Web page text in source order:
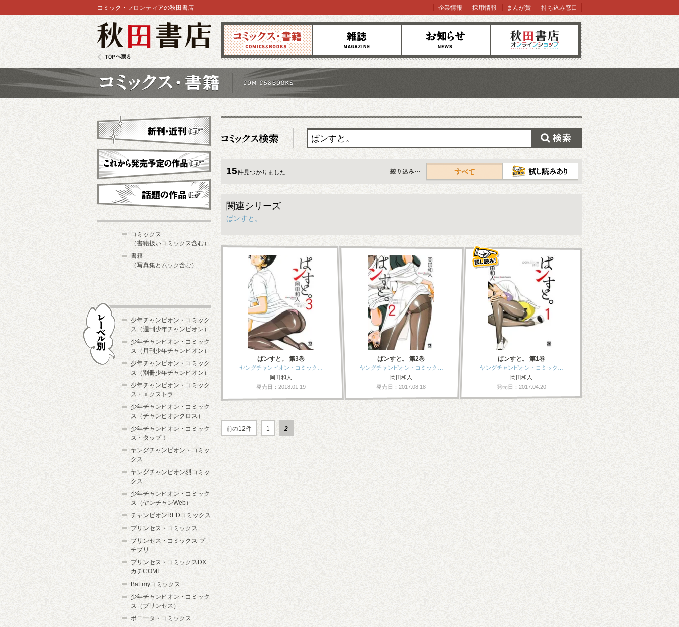
コミックス 雑誌 お知らせ オンラインショップ
コミック・フロンティアの秋田書店 企業情報 採用情報 まんが賞 持ち込み窓口
15件見つかりました
すべて
関連シリーズ
ぱンすと。
ぱンすと。 第3巻
ヤングチャンピオン・コミック…
岡田和人
発売日：2018.01.19
ぱンすと。 第2巻
ヤングチャンピオン・コミック…
岡田和人
発売日：2017.08.18
ぱンすと。 第1巻
ヤングチャンピオン・コミック…
岡田和人
発売日：2017.04.20
前の12件 1 2
新刊・近刊
これから発売予定
コミックス
（書籍扱いコミックス含む）
書籍
（写真集とムック含む）
少年チャンピオン・コミック
ス（週刊少年チャンピオン）
少年チャンピオン・コミック
ス（月刊少年チャンピオン）
少年チャンピオン・コミック
ス（別冊少年チャンピオン）
少年チャンピオン・コミック
ス・エクストラ
少年チャンピオン・コミック
ス（チャンピオンクロス）
少年チャンピオン・コミック
ス・タップ！
ヤングチャンピオン・コミッ
クス
ヤングチャンピオン烈コミッ
クス
少年チャンピオン・コミック
ス（ヤンチャンWeb）
チャンピオンREDコミックス
プリンセス・コミックス
プリンセス・コミックス プ
チプリ
プリンセス・コミックスDX
カチCOMI
BaLmyコミックス
少年チャンピオン・コミック
ス（プリンセス）
ボニータ・コミックス